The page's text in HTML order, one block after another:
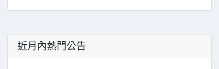
近月內熱門公告